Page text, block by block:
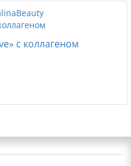
с коллагеном